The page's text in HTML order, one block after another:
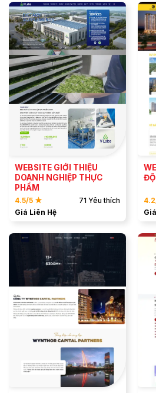
ĐẶT MẪU
XEM DEMO
WEBSITE GIỚI THIỆU
DOANH NGHIỆP THỰC
PHẨM
4.5/5 ★
71 Yêu thích
Giá Liên Hệ
ĐẶT MẪU
XEM DEMO